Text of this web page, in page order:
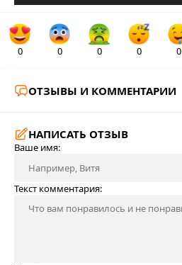
0 0 0 0 0
ОТЗЫВЫ И КОММЕНТАРИИ
НАПИСАТЬ ОТЗЫВ
Ваше имя:
Текст комментария: